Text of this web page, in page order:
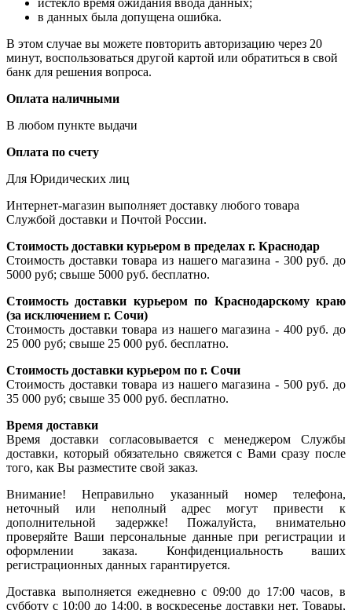
в данных была допущена ошибка.
В этом случае вы можете повторить авторизацию через 20
минут, воспользоваться другой картой или обратиться в свой
банк для решения вопроса.
Оплата наличными
В любом пункте выдачи
Оплата по счету
Для Юридических лиц
Интернет-магазин выполняет доставку любого товара
Службой доставки и Почтой России.
Стоимость доставки курьером в пределах г. Краснодар
Стоимость доставки товара из нашего магазина - 300 руб. до
5000 руб; свыше 5000 руб. бесплатно.
Стоимость доставки курьером по Краснодарскому краю
(за исключением г. Сочи)
Стоимость доставки товара из нашего магазина - 400 руб. до
25 000 руб; свыше 25 000 руб. бесплатно.
Стоимость доставки курьером по г. Сочи
Стоимость доставки товара из нашего магазина - 500 руб. до
35 000 руб; свыше 35 000 руб. бесплатно.
Время доставки
Время доставки согласовывается с менеджером Службы
доставки, который обязательно свяжется с Вами сразу после
того, как Вы разместите свой заказ.
Внимание! Неправильно указанный номер телефона,
неточный или неполный адрес могут привести к
дополнительной задержке! Пожалуйста, внимательно
проверяйте Ваши персональные данные при регистрации и
оформлении заказа. Конфиденциальность ваших
регистрационных данных гарантируется.
Доставка выполняется ежедневно с 09:00 до 17:00 часов, в
субботу с 10:00 до 14:00, в воскресенье доставки нет. Товары,